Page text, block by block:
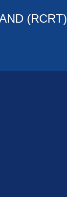
(RCRT)